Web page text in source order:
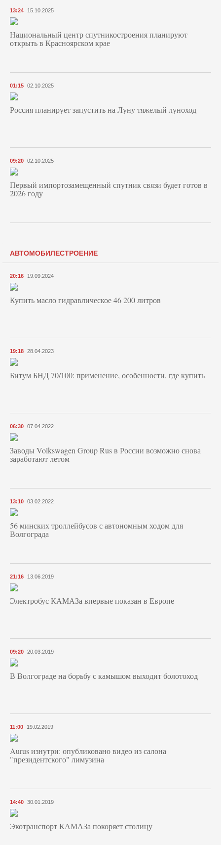
13:24 15.10.2025
Национальный центр спутникостроения планируют
открыть в Красноярском крае
01:15 02.10.2025
Россия планирует запустить на Луну тяжелый луноход
09:20 02.10.2025
Первый импортозамещенный спутник связи будет готов в
2026 году
АВТОМОБИЛЕСТРОЕНИЕ
20:16 19.09.2024
Купить масло гидравлическое 46 200 литров
19:18 28.04.2023
Битум БНД 70/100: применение, особенности, где купить
06:30 07.04.2022
Заводы Volkswagen Group Rus в России возможно снова
заработают летом
13:10 03.02.2022
56 минских троллейбусов с автономным ходом для
Волгограда
21:16 13.06.2019
Электробус КАМАЗа впервые показан в Европе
09:20 20.03.2019
В Волгограде на борьбу с камышом выходит болотоход
11:00 19.02.2019
Aurus изнутри: опубликовано видео из салона
"президентского" лимузина
14:40 30.01.2019
Экотранспорт КАМАЗа покоряет столицу